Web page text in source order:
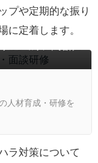
プや定期的な振り
に定着します。
面談研修
問力・伝える力強化か
ムを提供。
人材育成・研修を
ラ対策について